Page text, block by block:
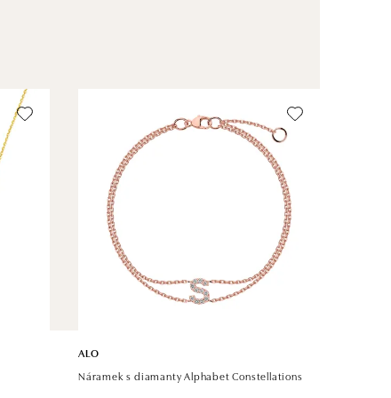
ALO
Náramek s diamanty Alphabet Constellations